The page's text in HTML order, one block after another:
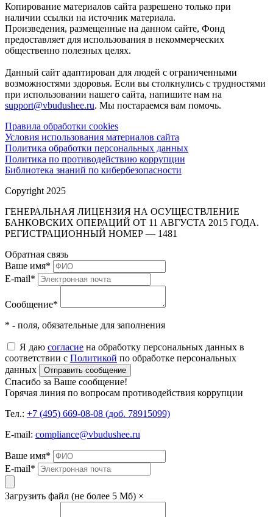
Копирование материалов сайта разрешено только при
наличии ссылки на источник материала.
Произведения, размещенные на данном сайте, Фонд
предоставляет для использования в некоммерческих
общественно полезных целях.
Данный сайт адаптирован для людей с ограниченными
возможностями здоровья. Если вы столкнулись с трудностями
при использовании нашего сайта, напишите нам на
support@vbudushee.ru. Мы постараемся вам помочь.
Правила обработки cookies
Условия использования материалов сайта
Политика обработки персональных данных
Политика по противодействию коррупции
Библиотека знаний по кибербезопасности
Copyright 2025
ГЕНЕРАЛЬНАЯ ЛИЦЕНЗИЯ НА ОСУЩЕСТВЛЕНИЕ
БАНКОВСКИХ ОПЕРАЦИЙ ОТ 11 АВГУСТА 2015 ГОДА.
РЕГИСТРАЦИОННЫЙ НОМЕР — 1481
Обратная связь
Ваше имя*
E-mail*
Сообщение*
* - поля, обязательные для заполнения
Я даю согласие на обработку персональных данных в
соответствии с Политикой по обработке персональных
данных
Отправить сообщение
Спасибо за Ваше сообщение!
Горячая линия по вопросам противодействия коррупции
Тел.: +7 (495) 669-08-08 (доб. 78915099)
E-mail: compliance@vbudushee.ru
Ваше имя*
E-mail*
Загрузить файл (не более 5 Мб) ×